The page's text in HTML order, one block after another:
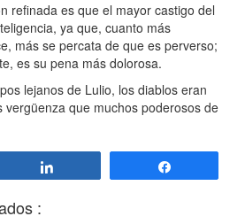
refinada es que el mayor castigo del
ya que, cuanto más
más se percata de que es perverso;
es su pena más dolorosa.
lejanos de Lulio, los diablos eran
vergüenza que muchos poderosos de
: